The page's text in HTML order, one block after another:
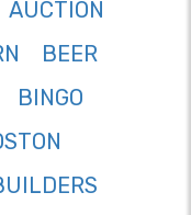
AUCTION
BEER
BINGO